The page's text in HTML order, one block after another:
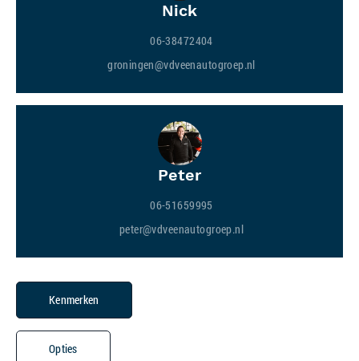
Kenmerken
Opties
Peter
06-51659995
peter@vdveenautogroep.nl
Nick
06-38472404
groningen@vdveenautogroep.nl